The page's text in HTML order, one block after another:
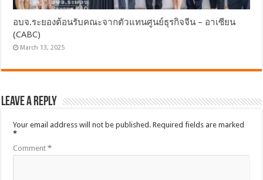
อบจ.ระยองต้อนรับคณะจากตัวแทนศูนย์ธุรกิจจีน – อาเซียน
(CABC)
March 13, 2025
Leave a Reply
Your email address will not be published. Required fields are marked
*
Comment*